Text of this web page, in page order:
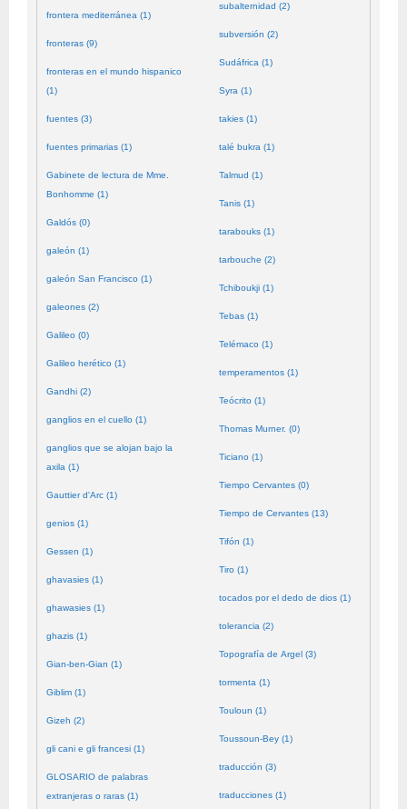
frontera mediterránea (1)
fronteras (9)
fronteras en el mundo hispanico
(1)
fuentes (3)
fuentes primarias (1)
Gabinete de lectura de Mme.
Bonhomme (1)
Galdós (0)
galeón (1)
galeón San Francisco (1)
galeones (2)
Galileo (0)
Galileo herético (1)
Gandhi (2)
ganglios en el cuello (1)
ganglios que se alojan bajo la
axila (1)
Gauttier d'Arc (1)
genios (1)
Gessen (1)
ghavasies (1)
ghawasies (1)
ghazis (1)
Gian-ben-Gian (1)
Giblim (1)
Gizeh (2)
gli cani e gli francesi (1)
GLOSARIO de palabras
extranjeras o raras (1)
subalternidad (2)
subversión (2)
Sudáfrica (1)
Syra (1)
takies (1)
talé bukra (1)
Talmud (1)
Tanis (1)
tarabouks (1)
tarbouche (2)
Tchiboukji (1)
Tebas (1)
Telémaco (1)
temperamentos (1)
Teócrito (1)
Thomas Murner. (0)
Ticiano (1)
Tiempo Cervantes (0)
Tiempo de Cervantes (13)
Tifón (1)
Tiro (1)
tocados por el dedo de dios (1)
tolerancia (2)
Topografía de Argel (3)
tormenta (1)
Touloun (1)
Toussoun-Bey (1)
traducción (3)
traducciones (1)